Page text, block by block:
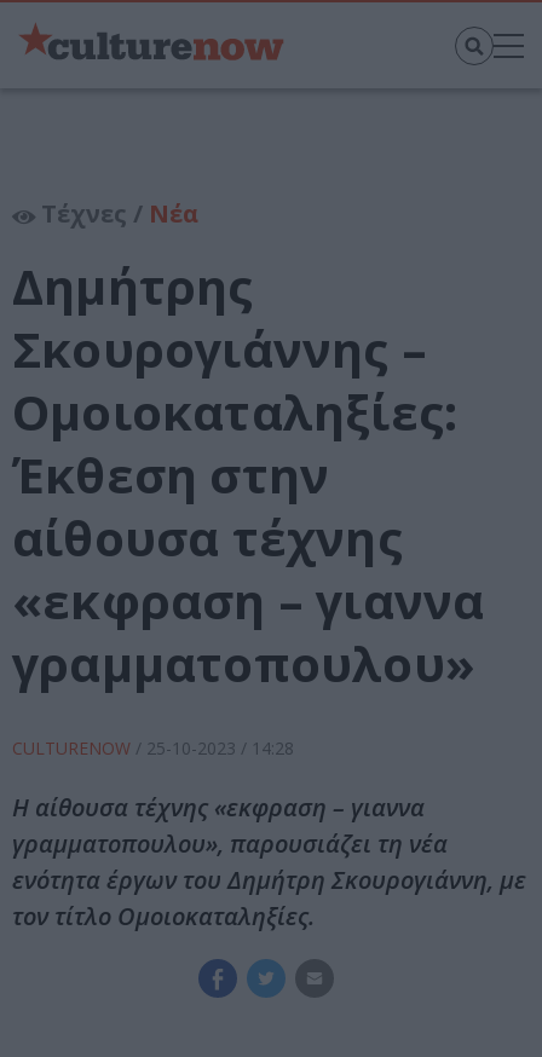
Τέχνες / Νέα
Δημήτρης
Σκουρογιάννης –
Ομοιοκαταληξίες:
Έκθεση στην
αίθουσα τέχνης
«εκφραση – γιαννα
γραμματοπουλου»
CULTURENOW / 25-10-2023 / 14:28
Η αίθουσα τέχνης «εκφραση – γιαννα
γραμματοπουλου», παρουσιάζει τη νέα
ενότητα έργων του Δημήτρη Σκουρογιάννη, με
τον τίτλο Ομοιοκαταληξίες.